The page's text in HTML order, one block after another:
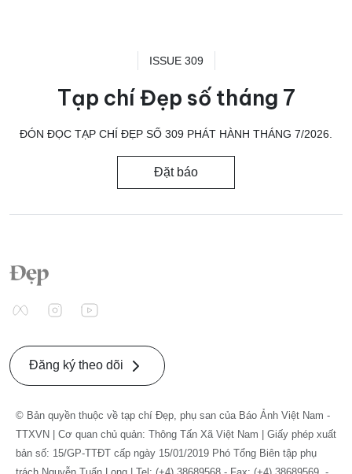
ISSUE 309
Tạp chí Đẹp số tháng 7
ĐÓN ĐỌC TẠP CHÍ ĐẸP SỐ 309 PHÁT HÀNH THÁNG 7/2026.
Đặt báo
Đăng ký theo dõi
© Bản quyền thuộc về tạp chí Đẹp, phụ san của Báo Ảnh Việt Nam -
TTXVN | Cơ quan chủ quản: Thông Tấn Xã Việt Nam | Giấy phép xuất
bản số: 15/GP-TTĐT cấp ngày 15/01/2019 Phó Tổng Biên tập phụ